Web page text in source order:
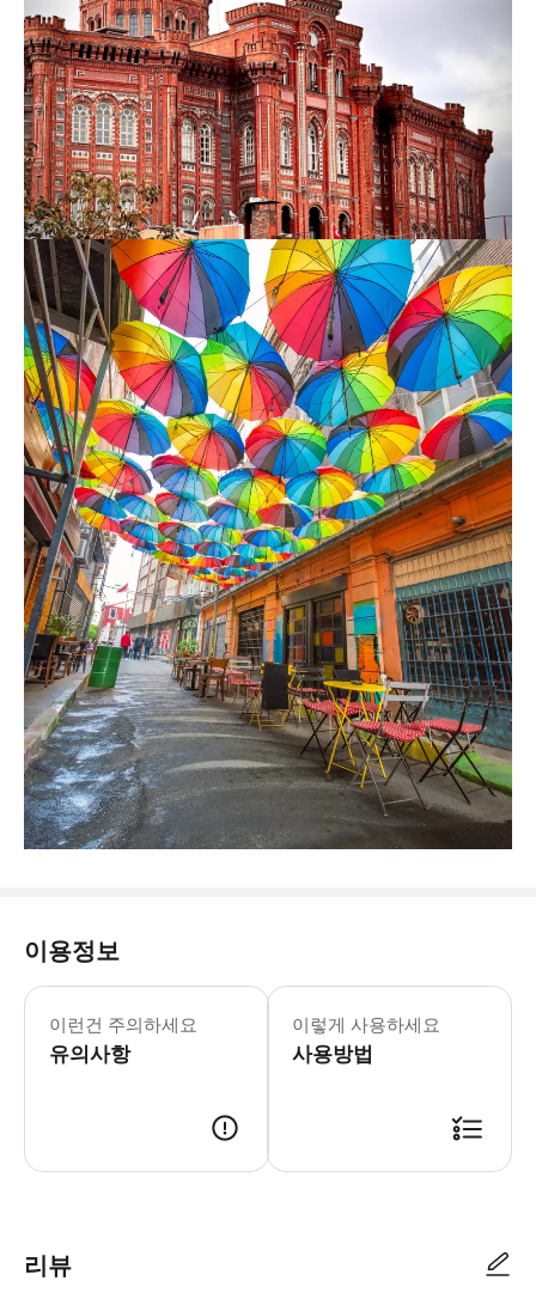
이용정보
이런건 주의하세요
유의사항
이렇게 사용하세요
사용방법
리뷰